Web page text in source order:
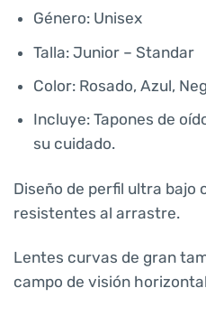
Género: Unisex
Talla: Junior – Standar
Color: Rosado, Azul,
Incluye: Tapones de
su cuidado.
Diseño de perfil ultra bajo
resistentes al arrastre.
Lentes curvas de gran
campo de visión